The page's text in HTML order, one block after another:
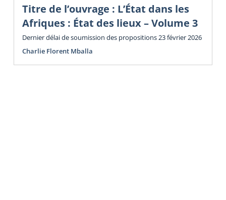
Titre de l’ouvrage : L’État dans les
Afriques : État des lieux – Volume 3
Dernier délai de soumission des propositions 23 février 2026
Charlie Florent Mballa